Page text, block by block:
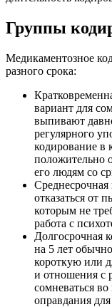
Группы
Медикаментозное
разного срока:
вариант для
выпивают
регулярного
кодирование в
положительно
его людям со
отказаться от
которым не
работа с
Долгосрочная
на 5 лет
короткую или
и отношения с
сомневаться
оправдания